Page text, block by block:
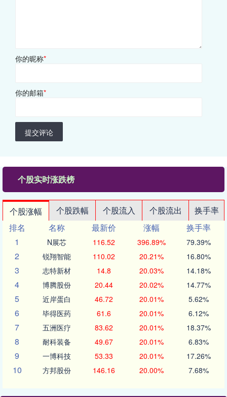
你的昵称*
你的邮箱*
提交评论
个股实时涨跌榜
个股涨幅 个股跌幅 个股流入 个股流出
换手率
排名
名称 最新价 涨幅
换手率
1
N展芯 116.52 396.89% 79.39%
2 锐翔智能 110.02 20.21% 16.80%
3 志特新材 14.8 20.03% 14.18%
4 博腾股份 20.44 20.02% 14.77%
5 近岸蛋白 46.72 20.01% 5.62%
6 毕得医药 61.6 20.01% 6.12%
7 五洲医疗 83.62 20.01% 18.37%
8 耐科装备 49.67 20.01% 6.83%
9 一博科技 53.33 20.01% 17.26%
10 方邦股份 146.16 20.00% 7.68%